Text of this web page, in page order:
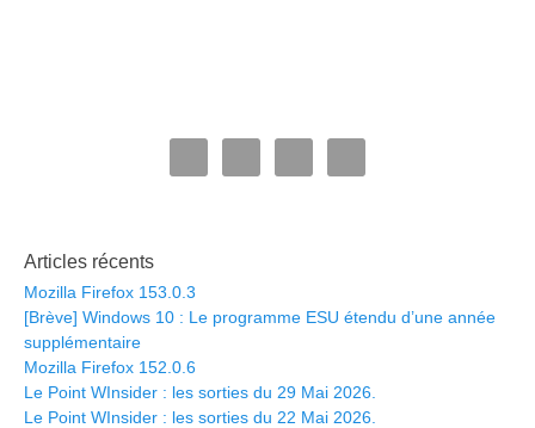
Articles récents
Mozilla Firefox 153.0.3
[Brève] Windows 10 : Le programme ESU étendu d’une année
supplémentaire
Mozilla Firefox 152.0.6
Le Point WInsider : les sorties du 29 Mai 2026.
Le Point WInsider : les sorties du 22 Mai 2026.